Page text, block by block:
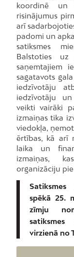
koordinē un
risinājumus
arī
padomi un
satiksmes
Balstoties uz
saņemtajiem
sagatavots
iedzīvotāju
iedzīvotāju
veikti vairāki
izmaiņas tika
viedokļa,
ērtības, kā arī
laika un
izmaiņas,
organizāciju pie
Satiksmes
spēkā 25.
zīmju
virzienā no